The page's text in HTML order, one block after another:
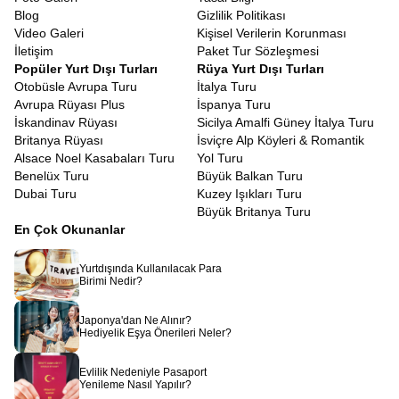
Blog
Video Galeri
İletişim
Gizlilik Politikası
Kişisel Verilerin Korunması
Paket Tur Sözleşmesi
Popüler Yurt Dışı Turları
Otobüsle Avrupa Turu
Avrupa Rüyası Plus
İskandinav Rüyası
Britanya Rüyası
Alsace Noel Kasabaları Turu
Benelüx Turu
Dubai Turu
Rüya Yurt Dışı Turları
İtalya Turu
İspanya Turu
Sicilya Amalfi Güney İtalya Turu
İsviçre Alp Köyleri & Romantik
Yol Turu
Büyük Balkan Turu
Kuzey Işıkları Turu
Büyük Britanya Turu
En Çok Okunanlar
Yurtdışında Kullanılacak Para
Birimi Nedir?
Japonya'dan Ne Alınır?
Hediyelik Eşya Önerileri Neler?
Evlilik Nedeniyle Pasaport
Yenileme Nasıl Yapılır?